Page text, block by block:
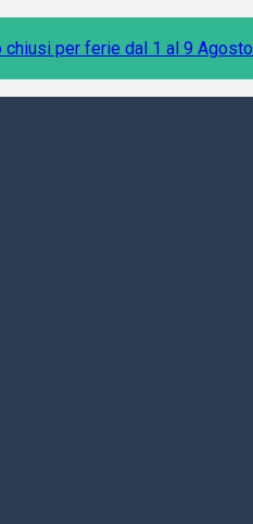
chiusi per ferie dal 1 al 9 Agosto